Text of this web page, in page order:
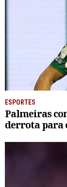
ESPORTES
Palmeiras
derrota para